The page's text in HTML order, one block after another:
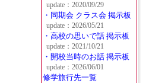
update：2020/09/29
・同期会 クラス会 掲示板
update：2026/05/21
・高校の思いで話 掲示板
update：2021/10/21
・開校当時のお話 掲示板
update：2026/06/01
修学旅行先一覧